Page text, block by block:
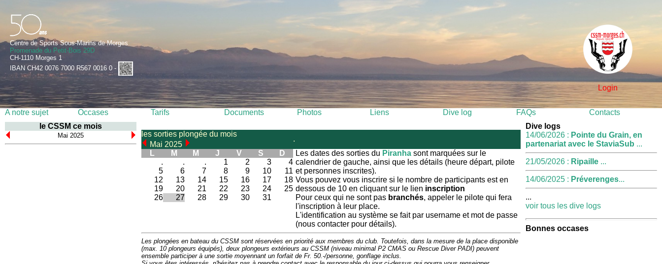
Centre de Sports Sous-Marins de Morges
Promenade du Petit-Bois 29D
CH-1110 Morges 1
IBAN CH42 0076 7000 R567 0016 0 -
Login
A notre sujet Occases Tarifs Documents Photos Liens Dive log FAQs
Contacts
le CSSM ce mois
Mai 2025
les sorties plongée du mois
Mai 2025
.
L
M M J V S
D
.
. . 1 2 3
4
5
6 7 8 9 10
11
12
13 14 15 16 17
18
19
20 21 22 23 24
25
26
27 28 29 30 31
Les dates des sorties du Piranha sont marquées sur le
calendrier de gauche, ainsi que les détails (heure départ, pilote
et personnes inscrites).
Vous pouvez vous inscrire si le nombre de participants est en
dessous de 10 en cliquant sur le lien inscription
Pour ceux qui ne sont pas branchés, appeler le pilote qui fera
l'inscription à leur place.
L'identification au système se fait par username et mot de passe
(nous contacter pour détails).
Les plongées en bateau du CSSM sont réservées en priorité aux membres du club. Toutefois, dans la mesure de la place disponible
(max. 10 plongeurs équipés), deux plongeurs extérieurs au CSSM (niveau minimal P2 CMAS ou Rescue Diver PADI) peuvent
ensemble participer à une sortie moyennant un forfait de Fr. 50.-/personne, gonflage inclus.
Dive logs
14/06/2026 : Pointe du Grain, en
partenariat avec le StaviaSub ...
21/05/2026 : Ripaille ...
14/06/2025 : Préverenges...
...
voir tous les dive logs
Bonnes occases